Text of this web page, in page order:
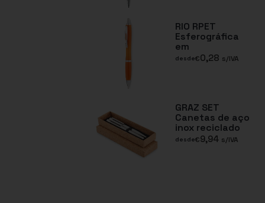
RIO RPET
Esferográfica
em
desde€0,28 s/IVA
GRAZ SET
Canetas de aço
inox reciclado
desde€9,94 s/IVA